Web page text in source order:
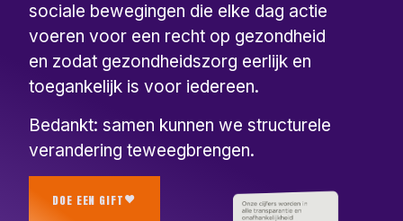
sociale bewegingen die elke dag actie
voeren voor een recht op gezondheid
en zodat gezondheidszorg eerlijk en
toegankelijk is voor iedereen.
Bedankt: samen kunnen we structurele
verandering teweegbrengen.
DOE EEN GIFT